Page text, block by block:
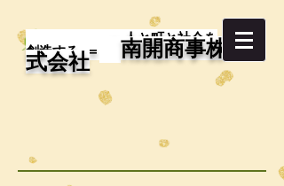
＝ 人と町と社会を
創造する ＝ 南開商事株
式会社